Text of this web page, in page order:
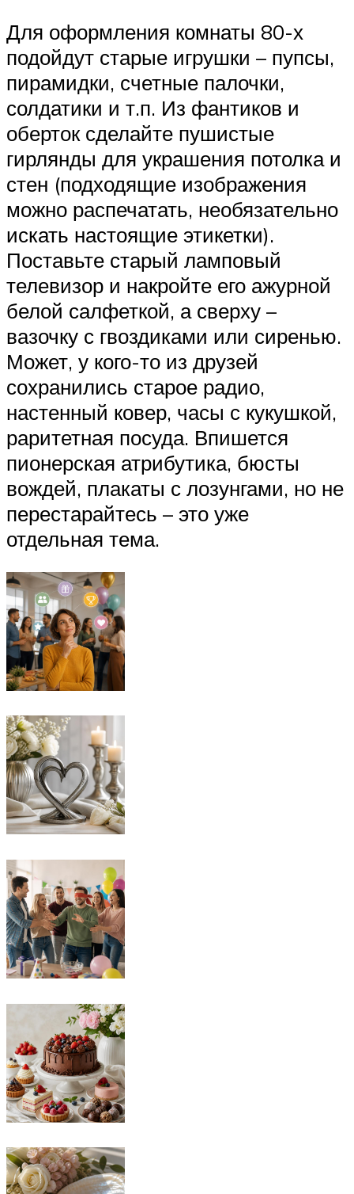
Для оформления комнаты 80-х
подойдут старые игрушки – пупсы,
пирамидки, счетные палочки,
солдатики и т.п. Из фантиков и
оберток сделайте пушистые
гирлянды для украшения потолка и
стен (подходящие изображения
можно распечатать, необязательно
искать настоящие этикетки).
Поставьте старый ламповый
телевизор и накройте его ажурной
белой салфеткой, а сверху –
вазочку с гвоздиками или сиренью.
Может, у кого-то из друзей
сохранились старое радио,
настенный ковер, часы с кукушкой,
раритетная посуда. Впишется
пионерская атрибутика, бюсты
вождей, плакаты с лозунгами, но не
перестарайтесь – это уже
отдельная тема.